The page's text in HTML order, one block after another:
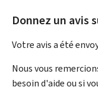
Donnez un avis
Votre avis a été
Nous vous
besoin d'aide ou si